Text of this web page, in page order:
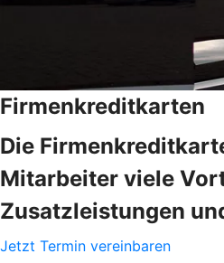
Firmenkreditkarten
Die
Mitarbeiter viele
Zusatzleistungen
Jetzt Termin vereinbaren